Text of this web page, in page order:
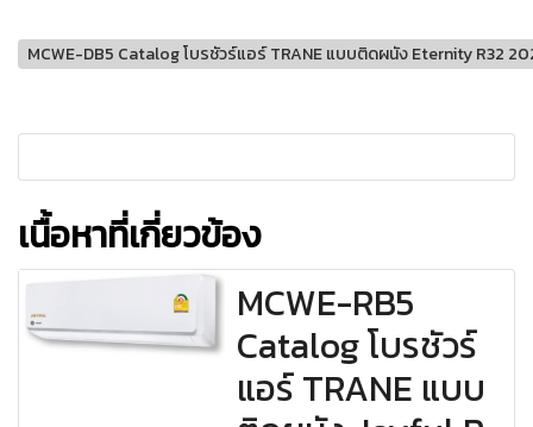
MCWE-DB5 Catalog โบรชัวร์แอร์ TRANE แบบติดผนัง Eternity R32
เนื้อหาที่เกี่ยวข้อง
MCWE-RB5
Catalog โบรชัวร์
แอร์ TRANE แบบ